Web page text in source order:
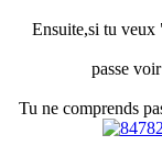
Ensuite,si tu veux
passe voir
Tu ne comprends